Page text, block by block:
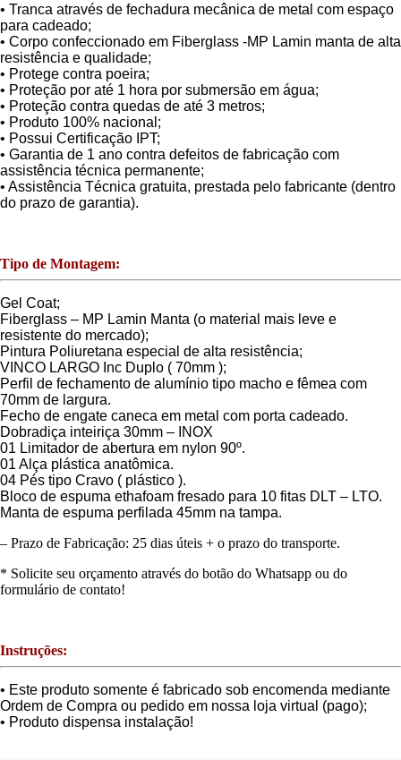
• Tranca através de fechadura mecânica de metal com espaço
para cadeado;
• Corpo confeccionado em Fiberglass -MP Lamin manta de alta
resistência e qualidade;
• Protege contra poeira;
• Proteção por até 1 hora por submersão em água;
• Proteção contra quedas de até 3 metros;
• Produto 100% nacional;
• Possui Certificação IPT;
• Garantia de 1 ano contra defeitos de fabricação com
assistência técnica permanente;
• Assistência Técnica gratuita, prestada pelo fabricante (dentro
do prazo de garantia).
Tipo de Montagem:
Gel Coat;
Fiberglass – MP Lamin Manta (o material mais leve e
resistente do mercado);
Pintura Poliuretana especial de alta resistência;
VINCO LARGO Inc Duplo ( 70mm );
Perfil de fechamento de alumínio tipo macho e fêmea com
70mm de largura.
Fecho de engate caneca em metal com porta cadeado.
Dobradiça inteiriça 30mm – INOX
01 Limitador de abertura em nylon 90º.
01 Alça plástica anatômica.
04 Pés tipo Cravo ( plástico ).
Bloco de espuma ethafoam fresado para 10 fitas DLT – LTO.
Manta de espuma perfilada 45mm na tampa.
– Prazo de Fabricação: 25 dias úteis + o prazo do transporte.
* Solicite seu orçamento através do botão do Whatsapp ou do
formulário de contato!
Instruções:
• Este produto somente é fabricado sob encomenda mediante
Ordem de Compra ou pedido em nossa loja virtual (pago);
• Produto dispensa instalação!